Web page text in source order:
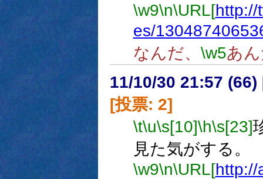
\w9\n\URL[http://
es/
なんだ、 \w5あ
11/10/30 21:57 (66)
[投票: 2]
\t\u\s[10]\h\s[23]
見た気がする。
\w9\n\URL[http://